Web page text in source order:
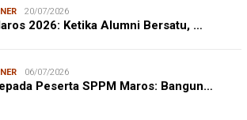
20/07/2026
2026: Ketika Alumni Bersatu, …
06/07/2026
Peserta SPPM Maros: Bangun…